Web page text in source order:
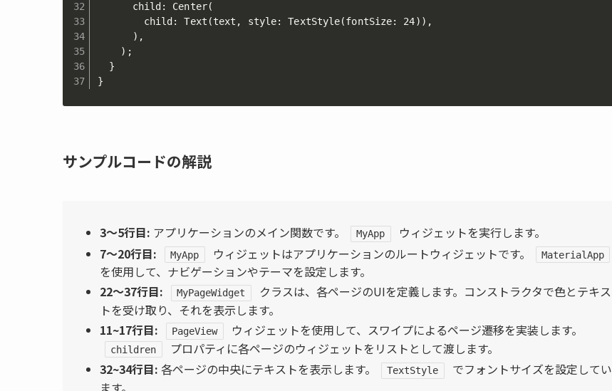
      child: Center(
        child: Text(text, style: TextStyle(fontSize: 24)),
      ),
    );
  }
}
サンプルコードの解説
3〜5行目: アプリケーションのメイン関数です。 MyApp
ウィジェットを実行します。
7〜20行目:
MyApp ウィジェットはアプリケーションのルートウィジェットです。 MaterialApp
を使用して、ナビゲーションやテーマを設定します。
22〜37行目:
MyPageWidget
クラスは、各ページのUIを定義します。コンストラクタで色とテキス
トを受け取り、それを表示します。
11~17行目:
PageView ウィジェットを使用して、スワイプによるページ遷移を実装します。
children
プロパティに各ページのウィジェットをリストとして渡します。
32~34行目: 各ページの中央にテキストを表示します。 TextStyle
でフォントサイズを設定してい
ます。